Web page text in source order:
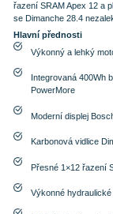
řazení SRAM Apex 12 a
se Dimanche 28.4
Hlavní přednosti
Výkonný a lehký
Integrovaná 400Wh
PowerMore
Moderní displej
Karbonová vidlice
Přesné 1×12 řazení
Výkonné